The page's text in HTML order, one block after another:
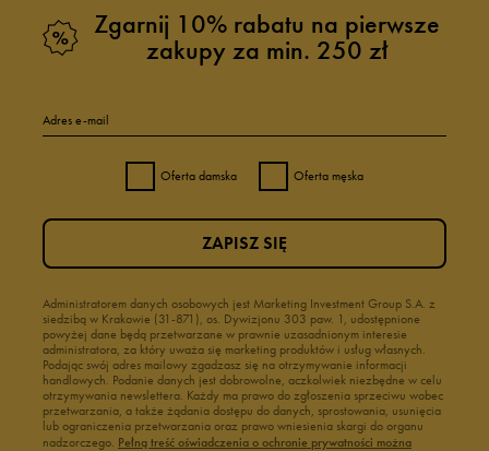
Zgarnij 10% rabatu na pierwsze
zakupy za min. 250 zł
Adres e-mail
Oferta damska Oferta męska
Administratorem danych osobowych jest Marketing Investment Group S.A. z
siedzibą w Krakowie (31-871), os. Dywizjonu 303 paw. 1, udostępnione
powyżej dane będą przetwarzane w prawnie uzasadnionym interesie
administratora, za który uważa się marketing produktów i usług własnych.
Podając swój adres mailowy zgadzasz się na otrzymywanie informacji
handlowych. Podanie danych jest dobrowolne, aczkolwiek niezbędne w celu
otrzymywania newslettera. Każdy ma prawo do zgłoszenia sprzeciwu wobec
przetwarzania, a także żądania dostępu do danych, sprostowania, usunięcia
lub ograniczenia przetwarzania oraz prawo wniesienia skargi do organu
nadzorczego. Pełną treść oświadczenia o ochronie prywatności można
ZAPISZ SIĘ